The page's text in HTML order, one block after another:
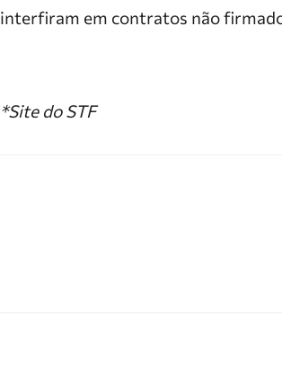
interfiram em contratos não
*Site do STF